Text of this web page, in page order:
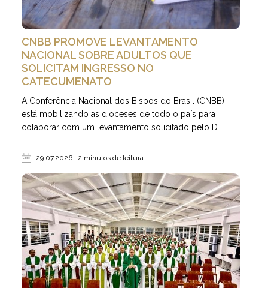
CNBB PROMOVE LEVANTAMENTO
NACIONAL SOBRE ADULTOS QUE
SOLICITAM INGRESSO NO
CATECUMENATO
A Conferência Nacional dos Bispos do Brasil (CNBB)
está mobilizando as dioceses de todo o país para
colaborar com um levantamento solicitado pelo D...
29.07.2026 | 2 minutos de leitura